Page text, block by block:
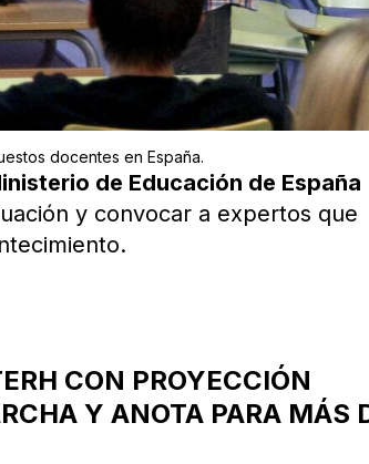
docentes en España.
de Educación de España
y convocar a expertos que
CON PROYECCIÓN
Y ANOTA PARA MÁS